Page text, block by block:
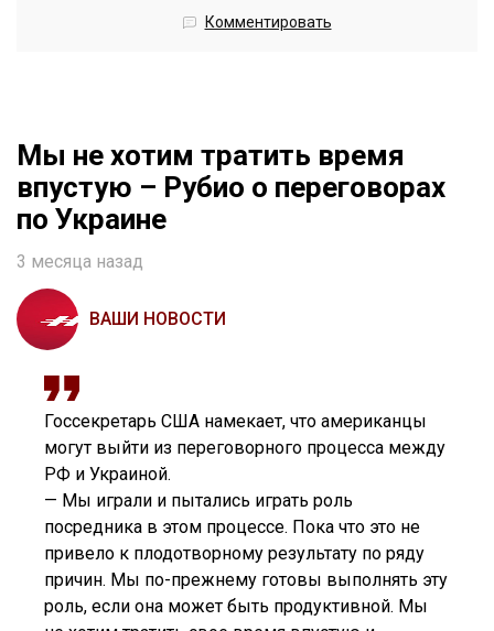
Комментировать
Мы не хотим тратить время
впустую – Рубио о переговорах
по Украине
3 месяца назад
ВАШИ НОВОСТИ
Госсекретарь США намекает, что американцы
могут выйти из переговорного процесса между
РФ и Украиной.
— Мы играли и пытались играть роль
посредника в этом процессе. Пока что это не
привело к плодотворному результату по ряду
причин. Мы по-прежнему готовы выполнять эту
роль, если она может быть продуктивной. Мы